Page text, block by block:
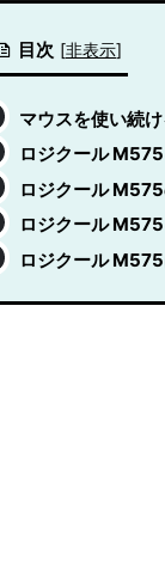
目次 [非表示]
マウスを使い続
ロジクール
ロジクール
ロジクール
ロジクール